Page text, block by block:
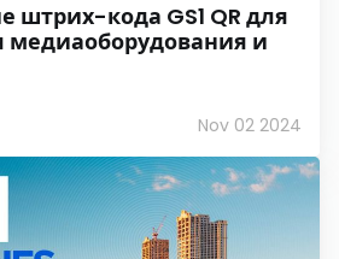
штрих-кода GS1 QR для
медиаоборудования и
Nov 02 2024